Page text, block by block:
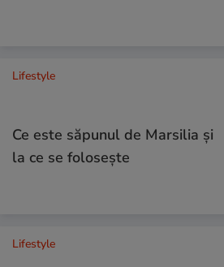
Lifestyle
Ce este săpunul de Marsilia și
la ce se folosește
Lifestyle